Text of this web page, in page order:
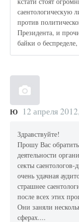
саентологическую
против
Президента, и
байки о
Ю 12 апреля
Здравствуйте!
Прошу Вас
деятельности
секты
очень удачная
страшнее
после всех этих
Они заняли
сферах....